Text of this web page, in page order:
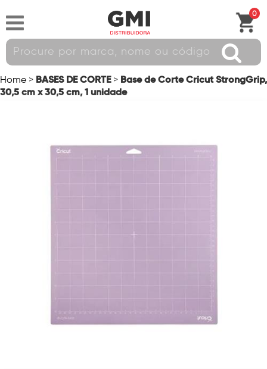
0
Home > BASES DE CORTE > Base de Corte Cricut StrongGrip,
30,5 cm x 30,5 cm, 1 unidade